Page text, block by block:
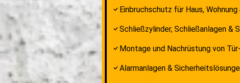
Einbruchschutz für Haus, Wohnung
Schließzylinder, Schließanlagen &
Montage und Nachrüstung von
Alarmanlagen &